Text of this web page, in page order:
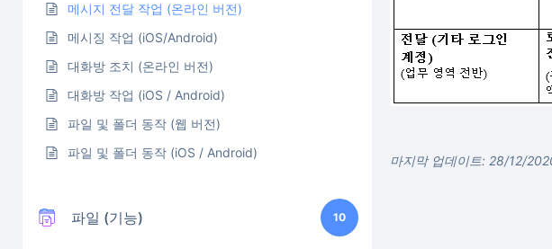
메시지 전달 작업 (온라인 버전)
메시징 작업 (iOS/Android)
대화방 조치 (온라인 버전)
대화방 작업 (iOS / Android)
파일 및 폴더 동작 (웹 버전)
파일 및 폴더 동작 (iOS / Android)
파일 (기능) 10
마지막 업데이트: 28/12/